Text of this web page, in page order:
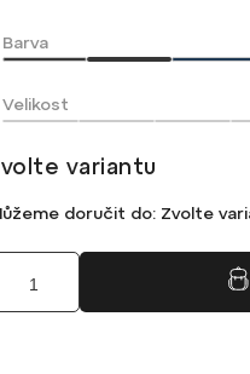
Barva
Velikost
variantu
doručit do: Zvolte